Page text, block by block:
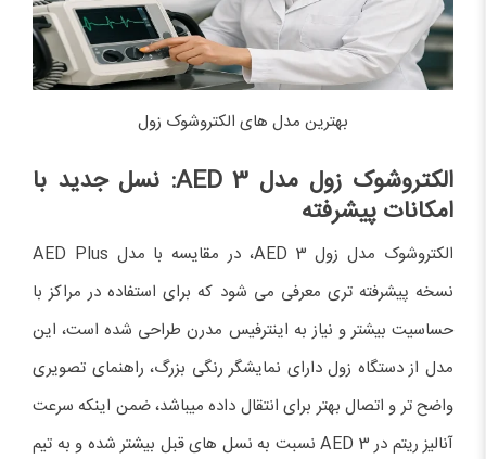
بهترین مدل های الکتروشوک زول
الکتروشوک زول مدل AED 3: نسل جدید با
امکانات پیشرفته
الکتروشوک مدل زول AED 3، در مقایسه با مدل AED Plus
نسخه پیشرفته تری معرفی می شود که برای استفاده در مراکز با
حساسیت بیشتر و نیاز به اینترفیس مدرن طراحی شده است، این
مدل از دستگاه زول دارای نمایشگر رنگی بزرگ، راهنمای تصویری
واضح تر و اتصال بهتر برای انتقال داده میباشد، ضمن اینکه سرعت
آنالیز ریتم در AED 3 نسبت به نسل های قبل بیشتر شده و به تیم